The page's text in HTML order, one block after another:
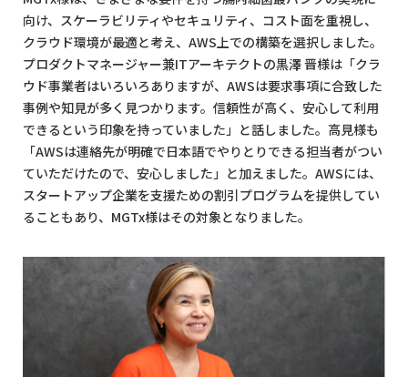
向け、スケーラビリティやセキュリティ、コスト面を重視し、
クラウド環境が最適と考え、AWS上での構築を選択しました。
プロダクトマネージャー兼ITアーキテクトの黒澤 晋様は「クラ
ウド事業者はいろいろありますが、AWSは要求事項に合致した
事例や知見が多く見つかります。信頼性が高く、安心して利用
できるという印象を持っていました」と話しました。高見様も
「AWSは連絡先が明確で日本語でやりとりできる担当者がつい
ていただけたので、安心しました」と加えました。AWSには、
スタートアップ企業を支援ための割引プログラムを提供してい
ることもあり、MGTx様はその対象となりました。